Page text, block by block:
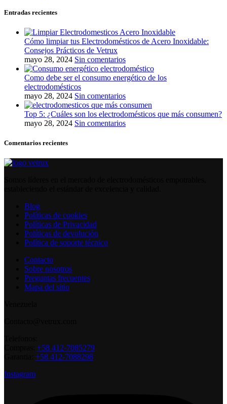
Entradas recientes
Cómo limpiar tus Electrodomésticos de Acero Inoxidable:
Consejos Prácticos de Vetrux
mayo 28, 2024 Sin comentarios
Como debe ser el consumo energético de los
electrodomésticos
mayo 28, 2024 Sin comentarios
Top 5: ¿Cuáles son los electrodomésticos que más consumen?
mayo 28, 2024 Sin comentarios
Comentarios recientes
Blog
Políticas de cookies
Políticas de Privacidad
Políticas de devolución
Política de soporte técnico
Contacto
Sobre nosotros
Preguntas frecuentes
Mapa del sitio
+58 412-7085279
+58 412-7088298
Instagram